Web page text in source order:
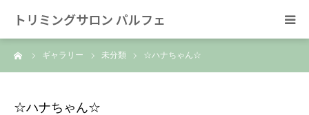
トリミングサロン パルフェ
ギャラリー 未分類 ☆ハナちゃん☆
☆ハナちゃん☆
HOME